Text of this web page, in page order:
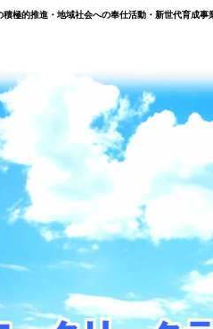
積極的推進・地域社会への奉仕活動・新世代育成